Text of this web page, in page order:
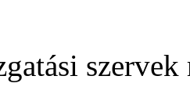
szervek